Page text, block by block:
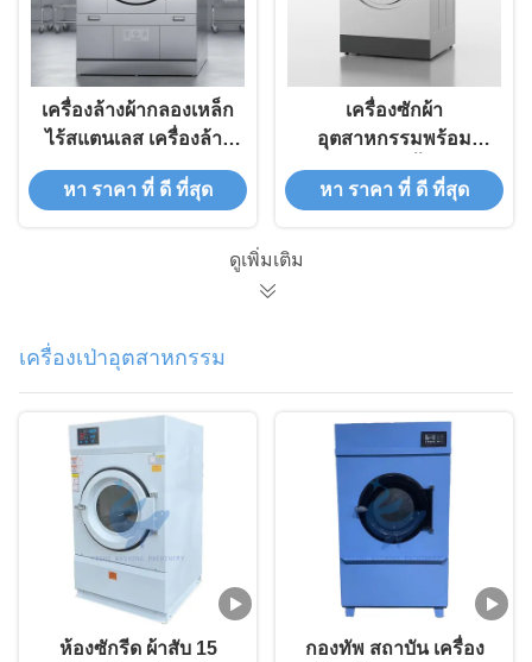
เครื่องล้างผ้ากลองเหล็ก
ไร้สแตนเลส เครื่องล้าง
ผ้ากลองไร้สแตนเลส
เครื่องล้างผ้ากลองไร้ส
แตนเลส เครื่องล้างผ้ากล
องไร้สแตนเลส เครื่อง
ล้างผ้ากลองไร้สแตนเลส
เครื่องล้างผ้ากลองไร้ส
แตนเลส
หา ราคา ที่ ดี ที่สุด
เครื่องซักผ้า
อุตสาหกรรมพร้อม
เครื่องสลัดน้ำออก
ความเร็วรอบซัก 1000
หา ราคา ที่ ดี ที่สุด
ดูเพิ่มเติม
เครื่องเป่าอุตสาหกรรม
ห้องซักรีด ผ้าสับ 15
กองทัพ สถาบัน เครื่อง